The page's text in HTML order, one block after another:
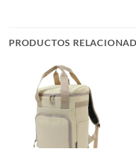
en
producto
PRODUCTOS